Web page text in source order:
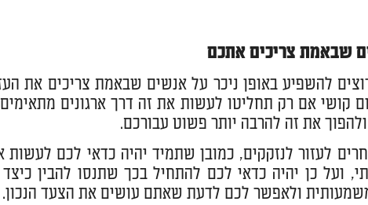
שבאמת צריכים אתכם
להשפיע באופן ניכר על אנשים שבאמת צריכים את
קושי אם רק תחליטו לעשות את זה דרך ארגונים
ולהפוך את זה להרבה יותר פשוט עבורכם.
לעזור לנזקקים, כמובן שתמיד יהיה כדאי לכם
ועל כן יהיה כדאי לכם להתחיל בכך שתנסו להבין
ולאפשר לכם לדעת שאתם עושים את הצעד הנכון.